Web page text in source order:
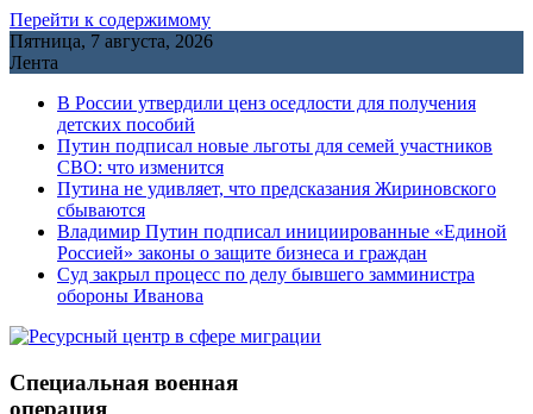
Перейти к содержимому
Пятница, 7 августа, 2026
Лента
В России утвердили ценз оседлости для получения
детских пособий
Путин подписал новые льготы для семей участников
СВО: что изменится
Путина не удивляет, что предсказания Жириновского
сбываются
Владимир Путин подписал инициированные «Единой
Россией» законы о защите бизнеса и граждан
Cуд закрыл процесс по делу бывшего замминистра
обороны Иванова
Специальная военная
операция